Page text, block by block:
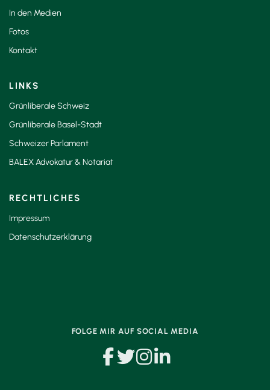
In den Medien
Fotos
Kontakt
LINKS
Grünliberale Schweiz
Grünliberale Basel-Stadt
Schweizer Parlament
BALEX Advokatur & Notariat
RECHTLICHES
Impressum
Datenschutzerklärung
FOLGE MIR AUF SOCIAL MEDIA